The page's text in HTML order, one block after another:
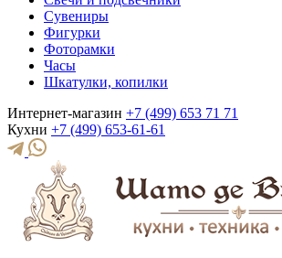
Сувениры
Фигурки
Фоторамки
Часы
Шкатулки, копилки
Интернет-магазин +7 (499) 653 71 71
Кухни +7 (499) 653-61-61